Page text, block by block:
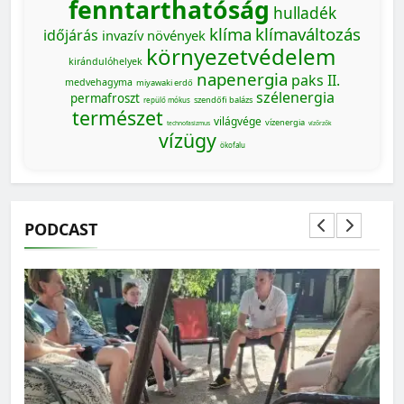
fenntarthatóság hulladék
időjárás invazív növények klíma klímaváltozás
kirándulóhelyek környezetvédelem
medvehagyma miyawaki erdő napenergia paks II.
permafroszt repülő mókus szendőfi balázs szélenergia
természet technofasizmus világvége vízenergia vízőrzők
vízügy ökofalu
PODCAST
MAGYARORSZÁG SZÁMOKBAN
Magyarország számokban: a nők szerepvállalása a
közéletben